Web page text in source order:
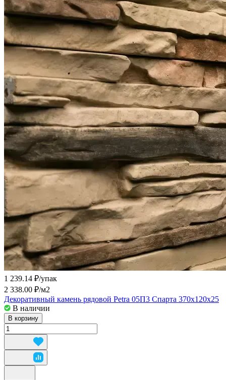
1 239.14 ₽/упак
2 338.00 ₽/м2
Декоративный камень рядовой Petra 05П3 Спарта 370х120х25
В наличии
В корзину